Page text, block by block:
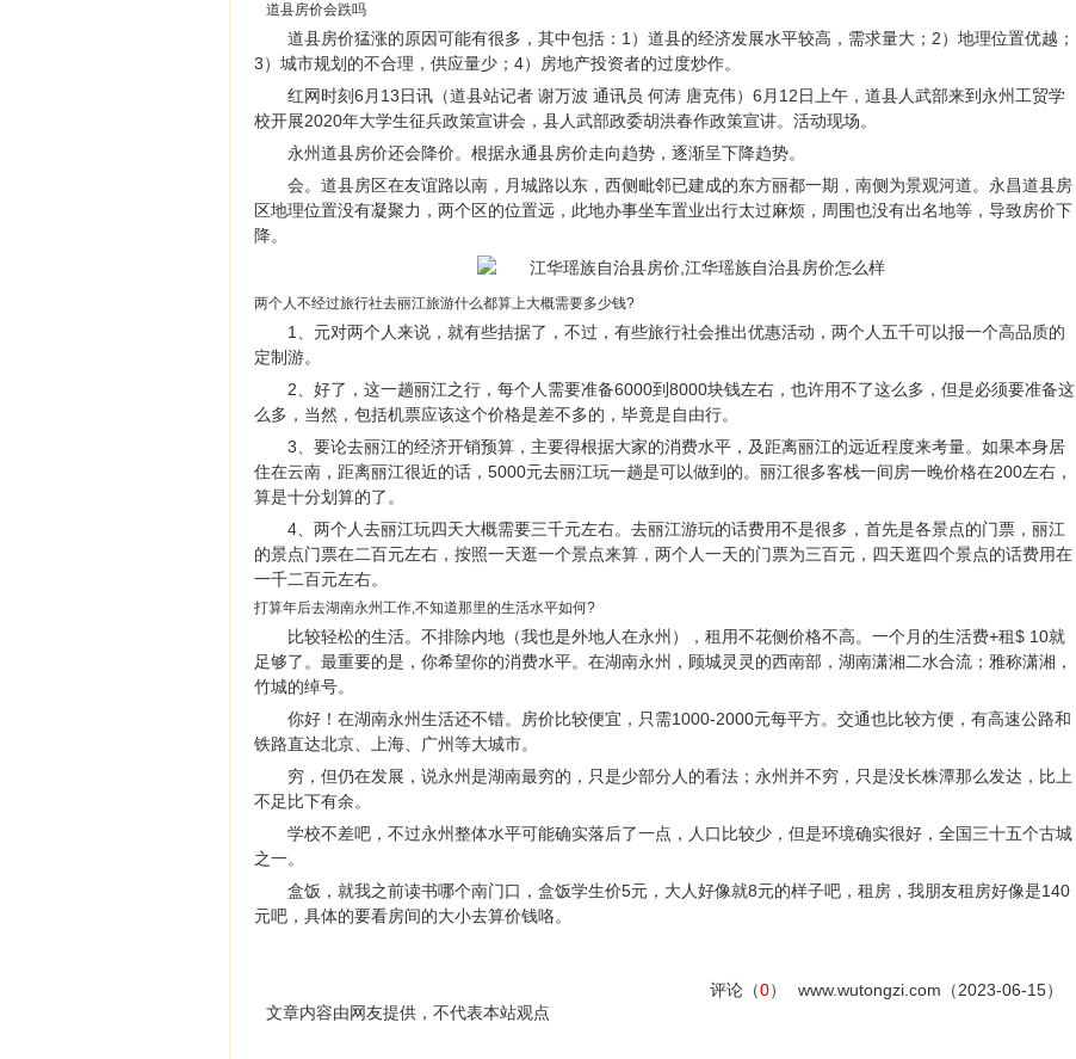
道县房价会跌吗
道县房价猛涨的原因可能有很多，其中包括：1）道县的经济发展水平较高，需求量大；2）地理位置优越；
3）城市规划的不合理，供应量少；4）房地产投资者的过度炒作。
红网时刻6月13日讯（道县站记者 谢万波 通讯员 何涛 唐克伟）6月12日上午，道县人武部来到永州工贸学
校开展2020年大学生征兵政策宣讲会，县人武部政委胡洪春作政策宣讲。活动现场。
永州道县房价还会降价。根据永通县房价走向趋势，逐渐呈下降趋势。
会。道县房区在友谊路以南，月城路以东，西侧毗邻已建成的东方丽都一期，南侧为景观河道。永昌道县房
区地理位置没有凝聚力，两个区的位置远，此地办事坐车置业出行太过麻烦，周围也没有出名地等，导致房价下
降。
两个人不经过旅行社去丽江旅游什么都算上大概需要多少钱?
1、元对两个人来说，就有些拮据了，不过，有些旅行社会推出优惠活动，两个人五千可以报一个高品质的
定制游。
2、好了，这一趟丽江之行，每个人需要准备6000到8000块钱左右，也许用不了这么多，但是必须要准备这
么多，当然，包括机票应该这个价格是差不多的，毕竟是自由行。
3、要论去丽江的经济开销预算，主要得根据大家的消费水平，及距离丽江的远近程度来考量。如果本身居
住在云南，距离丽江很近的话，5000元去丽江玩一趟是可以做到的。丽江很多客栈一间房一晚价格在200左右，
算是十分划算的了。
4、两个人去丽江玩四天大概需要三千元左右。去丽江游玩的话费用不是很多，首先是各景点的门票，丽江
的景点门票在二百元左右，按照一天逛一个景点来算，两个人一天的门票为三百元，四天逛四个景点的话费用在
一千二百元左右。
打算年后去湖南永州工作,不知道那里的生活水平如何?
比较轻松的生活。不排除内地（我也是外地人在永州），租用不花侧价格不高。一个月的生活费+租$ 10就
足够了。最重要的是，你希望你的消费水平。在湖南永州，顾城灵灵的西南部，湖南潇湘二水合流；雅称潇湘，
竹城的绰号。
你好！在湖南永州生活还不错。房价比较便宜，只需1000-2000元每平方。交通也比较方便，有高速公路和
铁路直达北京、上海、广州等大城市。
穷，但仍在发展，说永州是湖南最穷的，只是少部分人的看法；永州并不穷，只是没长株潭那么发达，比上
不足比下有余。
学校不差吧，不过永州整体水平可能确实落后了一点，人口比较少，但是环境确实很好，全国三十五个古城
之一。
盒饭，就我之前读书哪个南门口，盒饭学生价5元，大人好像就8元的样子吧，租房，我朋友租房好像是140
元吧，具体的要看房间的大小去算价钱咯。
www.wutongzi.com（2023-06-15）
评论（0）
文章内容由网友提供，不代表本站观点